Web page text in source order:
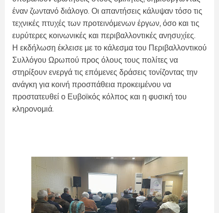
έναν ζωντανό διάλογο. Οι απαντήσεις κάλυψαν τόσο τις
τεχνικές πτυχές των προτεινόμενων έργων, όσο και τις
ευρύτερες κοινωνικές και περιβαλλοντικές ανησυχίες.
Η εκδήλωση έκλεισε με το κάλεσμα του Περιβαλλοντικού
Συλλόγου Ωρωπού προς όλους τους πολίτες να
στηρίξουν ενεργά τις επόμενες δράσεις τονίζοντας την
ανάγκη για κοινή προσπάθεια προκειμένου να
προστατευθεί ο Ευβοϊκός κόλπος και η φυσική του
κληρονομιά.